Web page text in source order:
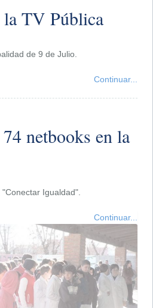
la TV Pública
de 9 de Julio.
Continuar...
netbooks en la
Igualdad".
Continuar...